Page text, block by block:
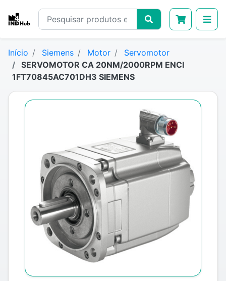
Início Siemens Motor
Servomotor
SERVOMOTOR CA 20NM/2000RPM ENCI
1FT70845AC701DH3 SIEMENS